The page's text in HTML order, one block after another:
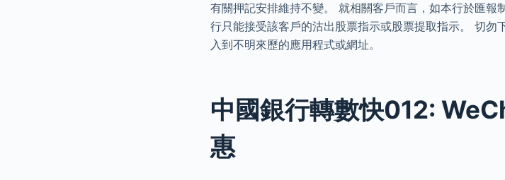
有關押記安排維持不變。 就相關客戶而言，如本行於匯報
行只能接受該客戶的沽出股票指示或股票提取指示。 切
入到不明來歷的應用程式或網址。
中國銀行轉數快012:
惠